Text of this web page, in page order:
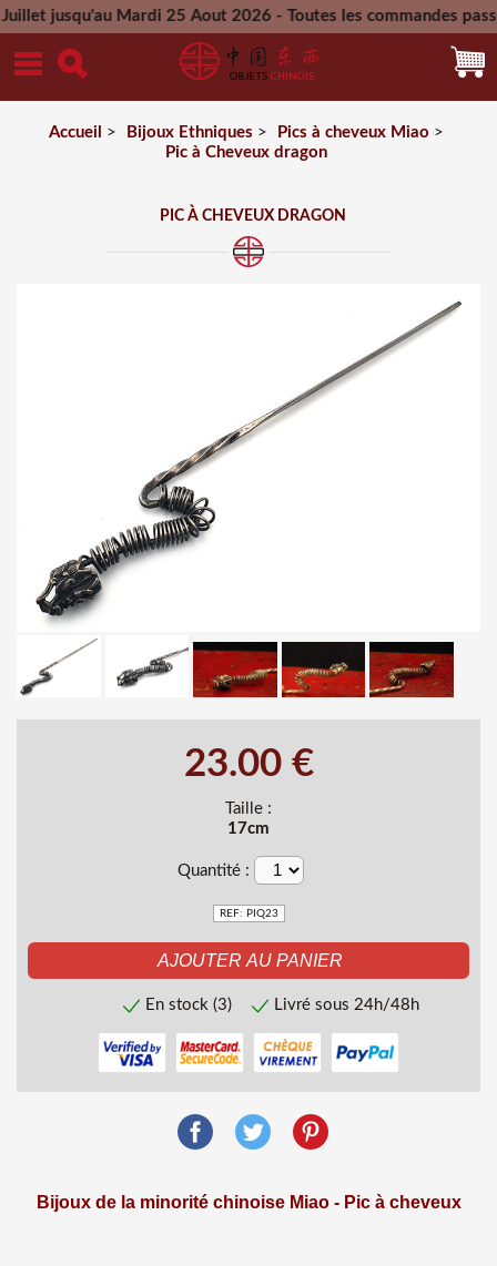
Mardi 25 Aout 2026 - Toutes les commandes passées
Mercredi 26 Aout 2026
Accueil > Bijoux Ethniques > Pics à cheveux Miao >
Pic à Cheveux dragon
PIC À CHEVEUX DRAGON
23.00 €
Taille :
17cm
Quantité :
REF: PIQ23
En stock (3) Livré sous 24h/48h
Bijoux de la minorité chinoise Miao - Pic à cheveux